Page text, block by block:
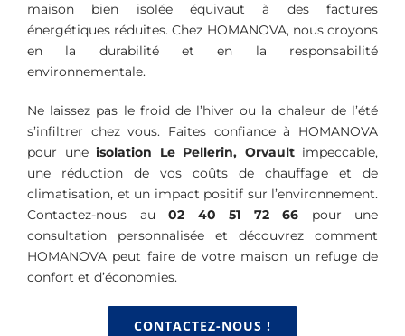
maison bien isolée équivaut à des factures
énergétiques réduites. Chez HOMANOVA, nous croyons
en la durabilité et en la responsabilité
environnementale.
Ne laissez pas le froid de l’hiver ou la chaleur de l’été
s’infiltrer chez vous. Faites confiance à HOMANOVA
pour une isolation Le Pellerin, Orvault impeccable,
une réduction de vos coûts de chauffage et de
climatisation, et un impact positif sur l’environnement.
Contactez-nous au 02 40 51 72 66 pour une
consultation personnalisée et découvrez comment
HOMANOVA peut faire de votre maison un refuge de
confort et d’économies.
CONTACTEZ-NOUS !